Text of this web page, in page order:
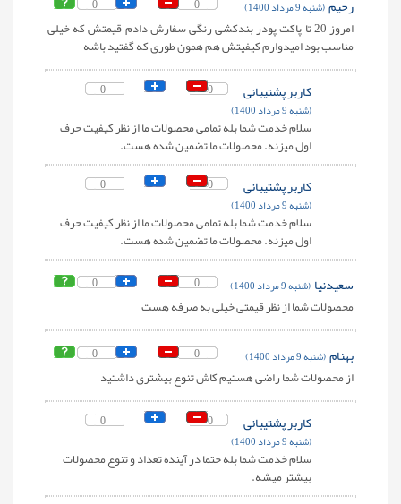
0 0 رحیم(شنبه 9 مرداد 1400)
امروز 20 تا پاکت پودر بندکشی رنگی سفارش دادم قیمتش که خیلی
مناسب بود امیدوارم کیفیتش هم همون طوری که گفتید باشه
0 0 کاربر پشتیبانی
(شنبه 9 مرداد 1400)
سلام خدمت شما بله تمامی محصولات ما از نظر کیفیت حرف
اول میزنه. محصولات ما تضمین شده هست.
0 0 کاربر پشتیبانی
(شنبه 9 مرداد 1400)
سلام خدمت شما بله تمامی محصولات ما از نظر کیفیت حرف
اول میزنه. محصولات ما تضمین شده هست.
0 0 سعیدنیا (شنبه 9 مرداد 1400)
محصولات شما از نظر قیمتی خیلی به صرفه هست
0 0 بهنام(شنبه 9 مرداد 1400)
از محصولات شما راضی هستیم کاش تنوع بیشتری داشتید
0 0 کاربر پشتیبانی
(شنبه 9 مرداد 1400)
سلام خدمت شما بله حتما در آینده تعداد و تنوع محصولات
بیشتر میشه.